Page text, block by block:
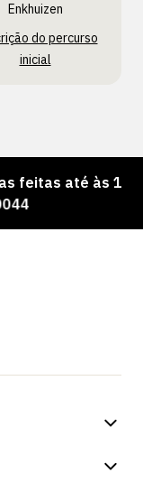
Enkhuizen
do percurso
inicial
até às 15:00